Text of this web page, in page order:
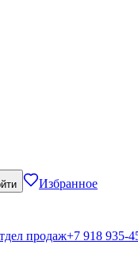
Избранное
продаж+7 918 935-